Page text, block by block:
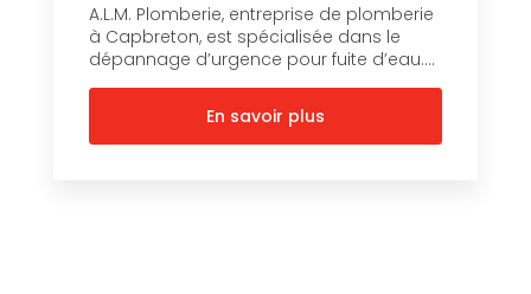
A.L.M. Plomberie, entreprise de plomberie
à Capbreton, est spécialisée dans le
dépannage d’urgence pour fuite d’eau....
En savoir plus